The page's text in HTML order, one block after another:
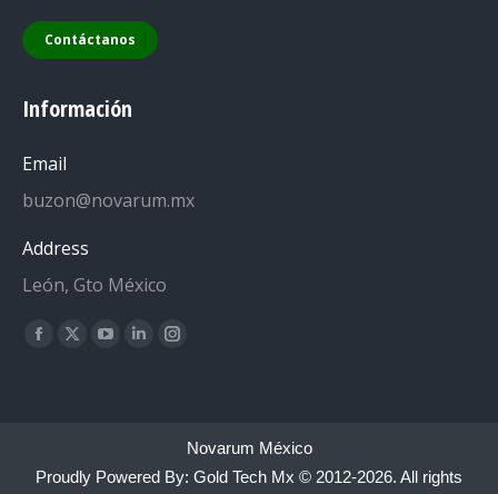
Contáctanos
Información
Email
buzon@novarum.mx
Address
León, Gto México
Encuéntranos en:
Facebook
X
YouTube
LinkedinInstagram
new
Novarum México
Proudly Powered By: Gold Tech Mx © 2012-2026. All rights